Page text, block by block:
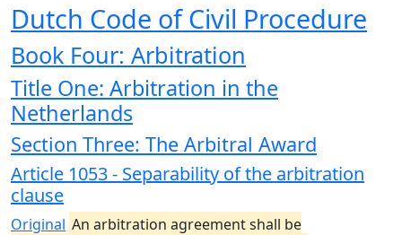
Dutch Code of Civil Procedure
Book Four: Arbitration
Title One: Arbitration in the
Netherlands
Section Three: The Arbitral Award
Article 1053 - Separability of the arbitration
clause
Original An arbitration agreement shall be